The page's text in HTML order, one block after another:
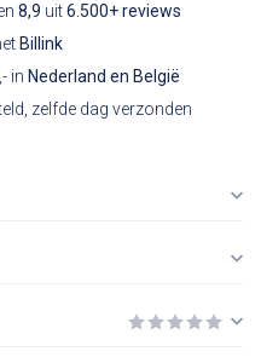
8,9 uit6.500+ reviews
Billink
in Nederland en België
zelfde dag verzonden